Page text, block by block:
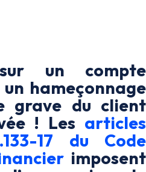
un compte
hameçonnage
grave du client
! Les articles
.133-17 du Code
imposent